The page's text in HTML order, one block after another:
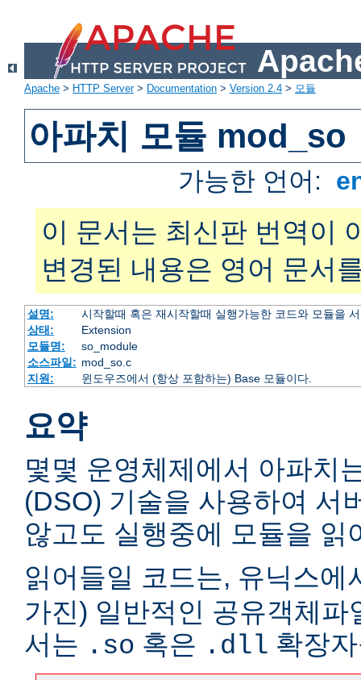
Apache > HTTP Server> Documentation > Version 2.4 > 모듈
아파치 모듈 mod_so
가능한 언어:
이 문서는 최신판 번역이
변경된 내용은 영어 문서
설명:
시작할때 혹은 재시작할때 실행가능한 코드와 모듈을
상태:
Extension
모듈명:
so_module
소스파일: mod_so.c
지원:
윈도우즈에서 (항상 포함하는) Base 모듈이다.
요약
몇몇 운영체제에서 아파치
(DSO) 기술을 사용하여 서
않고도 실행중에 모듈을 읽
읽어들일 코드는, 유닉스에
가진) 일반적인 공유객체파
서는 .so 혹은 .dll 확장